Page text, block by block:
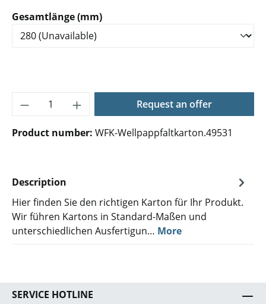
Select
Gesamtlänge (mm)
Product Quantity: Enter the desired
Request an offer
Product number: WFK-Wellpappfaltkarton.49531
Description
Hier finden Sie den richtigen Karton für Ihr Produkt.
Wir führen Kartons in Standard-Maßen und
unterschiedlichen Ausfertigun… More
SERVICE HOTLINE